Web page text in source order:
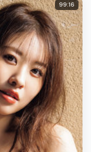
99:16